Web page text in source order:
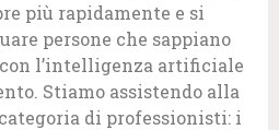
più rapidamente e si
persone che sappiano
l’intelligenza artificiale
Stiamo assistendo alla
di professionisti: i